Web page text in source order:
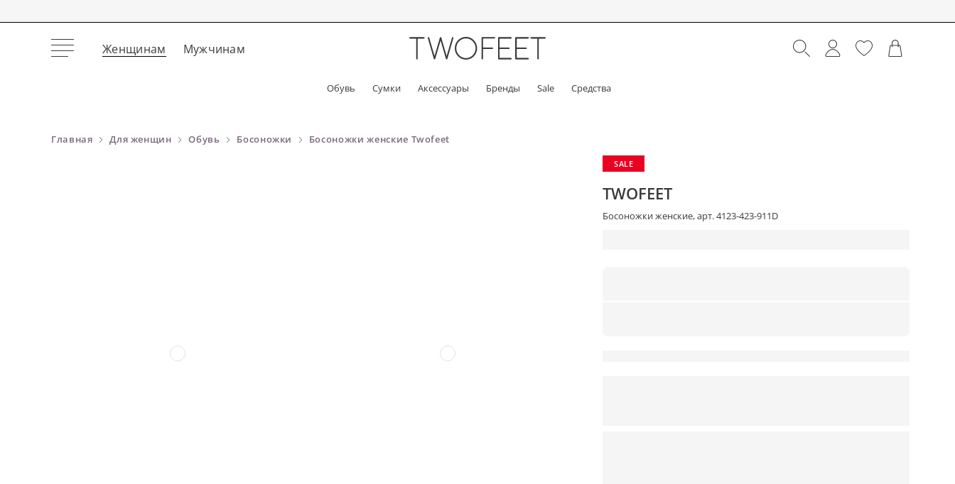
Женщинам Мужчинам
Обувь Сумки Аксессуары Бренды Sale Средства
Главная Для женщин Обувь Босоножки Босоножки женские Twofeet
SALE
TWOFEET
Босоножки женские, арт. 4123-423-911D